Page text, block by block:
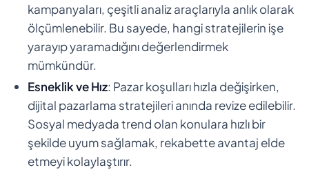
kampanyaları, çeşitli analiz araçlarıyla anlık olarak
ölçümlenebilir. Bu sayede, hangi stratejilerin işe
yarayıp yaramadığını değerlendirmek
mümkündür.
Esneklik ve Hız: Pazar koşulları hızla değişirken,
dijital pazarlama stratejileri anında revize edilebilir.
Sosyal medyada trend olan konulara hızlı bir
şekilde uyum sağlamak, rekabette avantaj elde
etmeyi kolaylaştırır.